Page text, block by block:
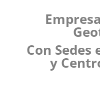
Con Sedes
y